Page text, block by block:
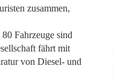
zusammen,
Fahrzeuge sind
fährt mit
von Diesel- und